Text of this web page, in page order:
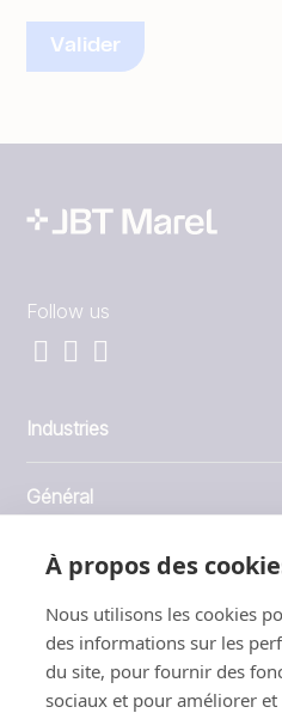
À propos des
Nous utilisons les cookies
des informations sur les
du site, pour fournir des
sociaux et pour améliorer
Follow us
Industries
Général
Entreprise
Investisseurs